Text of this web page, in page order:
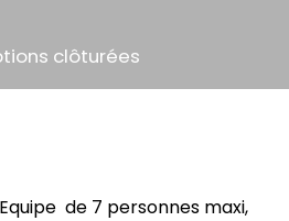
clôturées
de 7 personnes maxi,